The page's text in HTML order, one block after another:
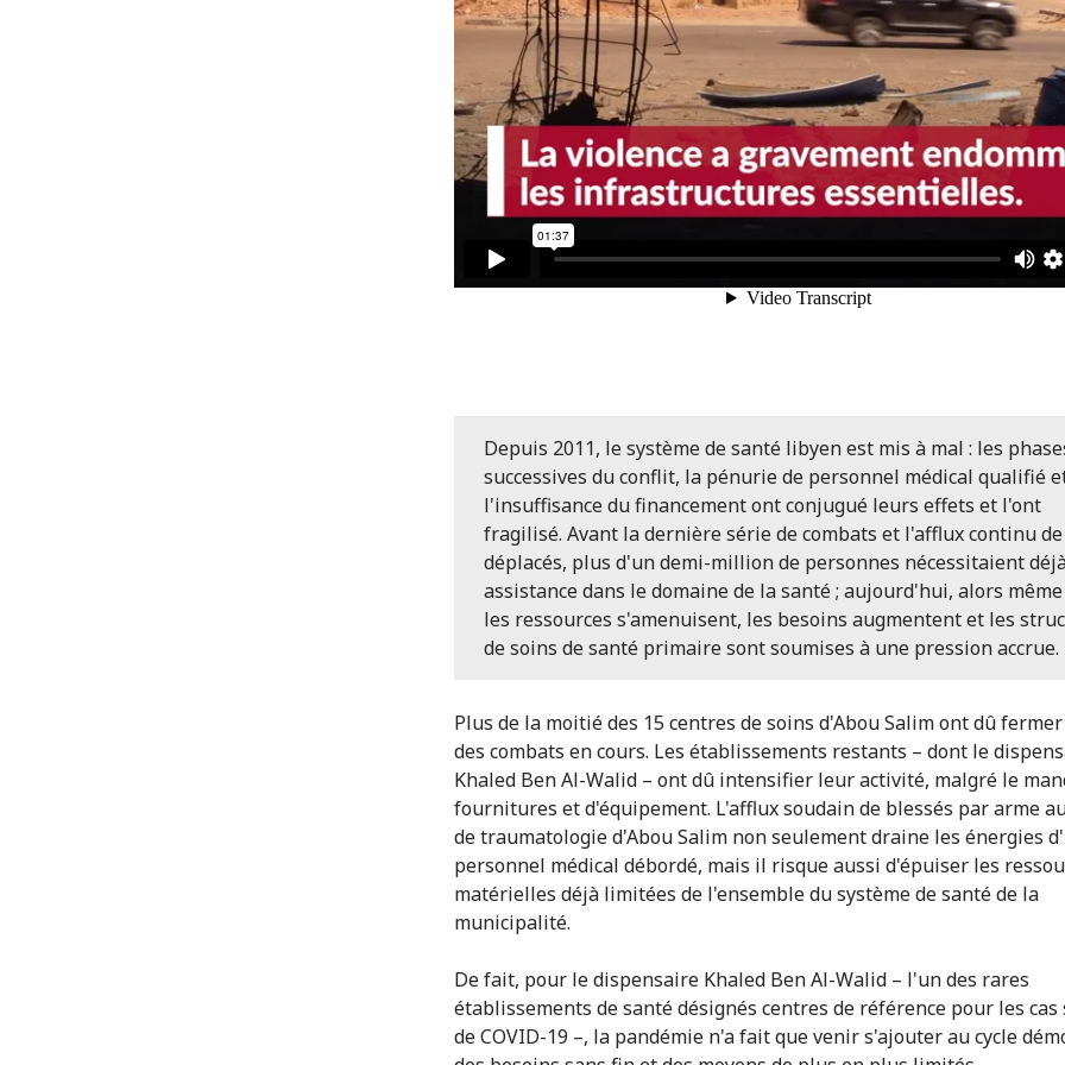
Depuis 2011, le système de santé libyen est mis à mal : les
successives du conflit, la pénurie de personnel médical qualifié
l'insuffisance du financement ont conjugué leurs effets et l'ont
fragilisé. Avant la dernière série de combats et l'afflux continu de
déplacés, plus d'un demi-million de personnes nécessitaient
assistance dans le domaine de la santé ; aujourd'hui, alors
les ressources s'amenuisent, les besoins augmentent et les
de soins de santé primaire sont soumises à une pression accrue.
Plus de la moitié des 15 centres de soins d'Abou Salim ont dû
des combats en cours. Les établissements restants – dont le
Khaled Ben Al-Walid – ont dû intensifier leur activité, malgré le
fournitures et d'équipement. L'afflux soudain de blessés par arme
de traumatologie d'Abou Salim non seulement draine les énergies
personnel médical débordé, mais il risque aussi d'épuiser les
matérielles déjà limitées de l'ensemble du système de santé de la
municipalité.
De fait, pour le dispensaire Khaled Ben Al-Walid – l'un des rares
établissements de santé désignés centres de référence pour les cas
de COVID-19 –, la pandémie n'a fait que venir s'ajouter au cycle